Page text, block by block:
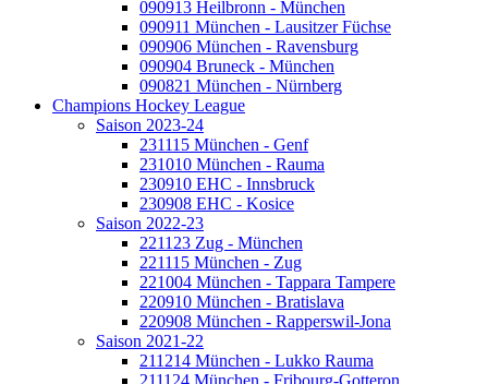
090913 Heilbronn - München
090911 München - Lausitzer Füchse
090906 München - Ravensburg
090904 Bruneck - München
090821 München - Nürnberg
Champions Hockey League
Saison 2023-24
231115 München - Genf
231010 München - Rauma
230910 EHC - Innsbruck
230908 EHC - Kosice
Saison 2022-23
221123 Zug - München
221115 München - Zug
221004 München - Tappara Tampere
220910 München - Bratislava
220908 München - Rapperswil-Jona
Saison 2021-22
211214 München - Lukko Rauma
211124 München - Fribourg-Gotteron